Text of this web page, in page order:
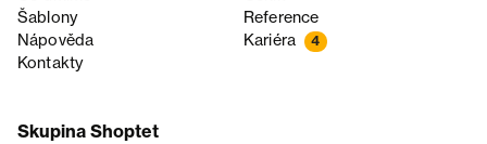
Šablony
Reference
Nápověda
Kariéra 4
Kontakty
Skupina Shoptet